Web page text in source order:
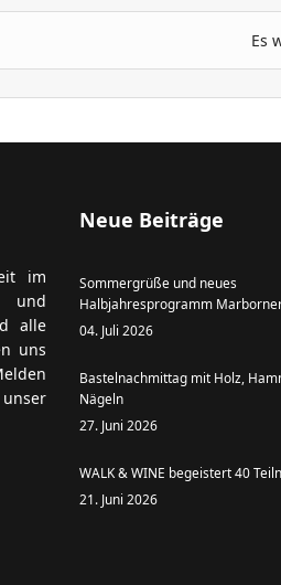
Es
im
alle
uns
Neue Beiträge
Sommergrüße und neues
Halbjahresprogramm
04. Juli 2026
Bastelnachmittag mit Holz,
Nägeln
27. Juni 2026
WALK & WINE begeistert 40
21. Juni 2026